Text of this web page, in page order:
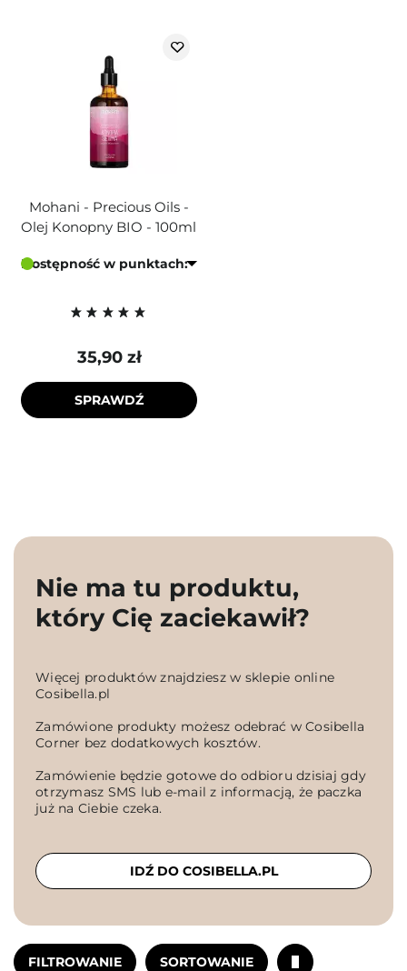
FILTROWANIE SORTOWANIE
Mohani - Precious Oils -
Olej Konopny BIO - 100ml
Dostępność w punktach:
35,90 zł
SPRAWDŹ
Nie ma tu produktu,
który Cię zaciekawił?
Więcej produktów znajdziesz w sklepie online
Cosibella.pl
Zamówione produkty możesz odebrać w Cosibella
Corner bez dodatkowych kosztów.
Zamówienie będzie gotowe do odbioru dzisiaj gdy
otrzymasz SMS lub e-mail z informacją, że paczka
już na Ciebie czeka.
IDŹ DO COSIBELLA.PL